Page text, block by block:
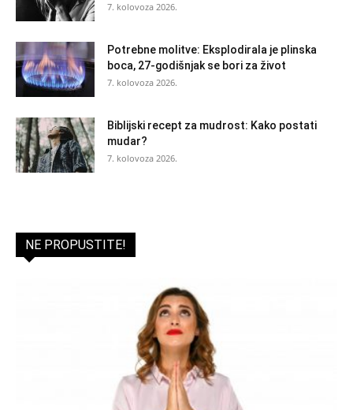
7. kolovoza 2026.
Potrebne molitve: Eksplodirala je plinska
boca, 27-godišnjak se bori za život
7. kolovoza 2026.
Biblijski recept za mudrost: Kako postati
mudar?
7. kolovoza 2026.
NE PROPUSTITE!